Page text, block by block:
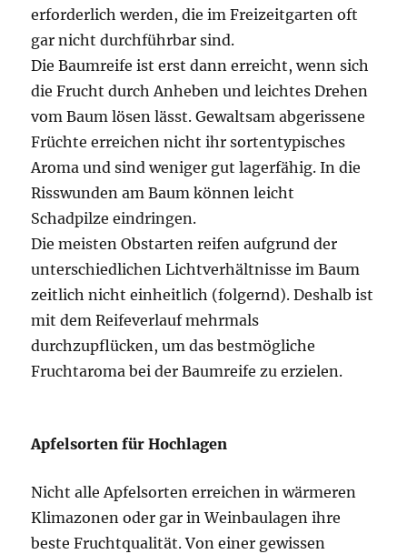
erforderlich werden, die im Freizeitgarten oft
gar nicht durchführbar sind.
Die Baumreife ist erst dann erreicht, wenn sich
die Frucht durch Anheben und leichtes Drehen
vom Baum lösen lässt. Gewaltsam abgerissene
Früchte erreichen nicht ihr sortentypisches
Aroma und sind weniger gut lagerfähig. In die
Risswunden am Baum können leicht
Schadpilze eindringen.
Die meisten Obstarten reifen aufgrund der
unterschiedlichen Lichtverhältnisse im Baum
zeitlich nicht einheitlich (folgernd). Deshalb ist
mit dem Reifeverlauf mehrmals
durchzupflücken, um das bestmögliche
Fruchtaroma bei der Baumreife zu erzielen.
Apfelsorten für Hochlagen
Nicht alle Apfelsorten erreichen in wärmeren
Klimazonen oder gar in Weinbaulagen ihre
beste Fruchtqualität. Von einer gewissen